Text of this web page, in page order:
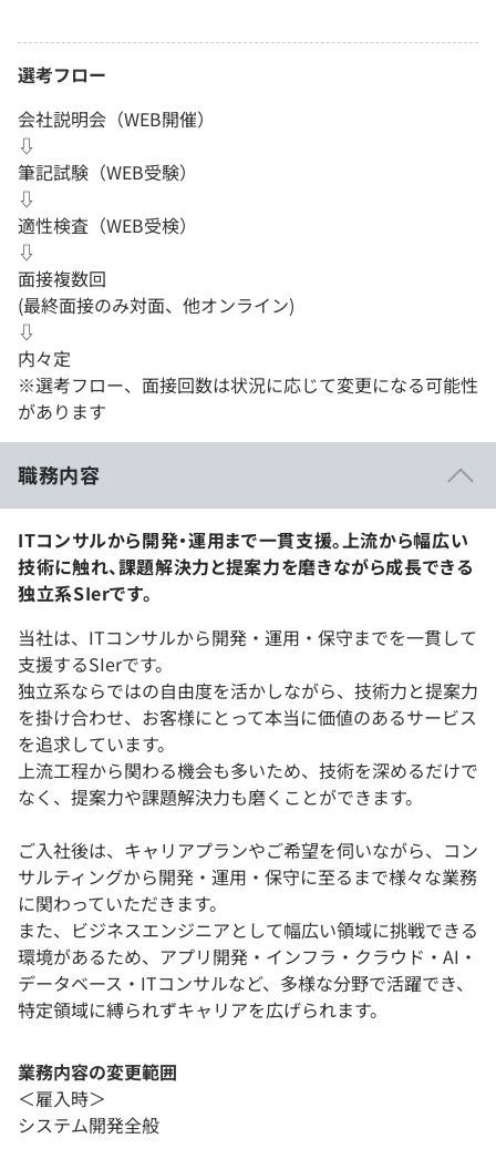
選考フロー
会社説明会（WEB開催）
⇩
筆記試験（WEB受験）
⇩
適性検査（WEB受検）
⇩
面接複数回
(最終面接のみ対面、他オンライン)
⇩
内々定
※選考フロー、面接回数は状況に応じて変更になる可能性
があります
職務内容
ITコンサルから開発・運用まで一貫支援。上流から幅広い
技術に触れ、課題解決力と提案力を磨きながら成長できる
独立系SIerです。
当社は、ITコンサルから開発・運用・保守までを一貫して
支援するSIerです。
独立系ならではの自由度を活かしながら、技術力と提案力
を掛け合わせ、お客様にとって本当に価値のあるサービス
を追求しています。
上流工程から関わる機会も多いため、技術を深めるだけで
なく、提案力や課題解決力も磨くことができます。
ご入社後は、キャリアプランやご希望を伺いながら、コン
サルティングから開発・運用・保守に至るまで様々な業務
に関わっていただきます。
また、ビジネスエンジニアとして幅広い領域に挑戦できる
環境があるため、アプリ開発・インフラ・クラウド・AI・
データベース・ITコンサルなど、多様な分野で活躍でき、
特定領域に縛られずキャリアを広げられます。
業務内容の変更範囲
＜雇入時＞
システム開発全般